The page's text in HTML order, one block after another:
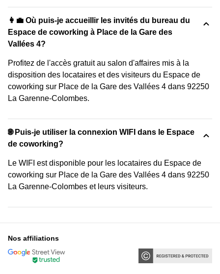
👩‍💼 Où puis-je accueillir les invités du bureau du
Espace de coworking à Place de la Gare des
Vallées 4?
Profitez de l'accès gratuit au salon d'affaires mis à la
disposition des locataires et des visiteurs du Espace de
coworking sur Place de la Gare des Vallées 4 dans 92250
La Garenne-Colombes.
🌐 Puis-je utiliser la connexion WIFI dans le Espace
de coworking?
Le WIFI est disponible pour les locataires du Espace de
coworking sur Place de la Gare des Vallées 4 dans 92250
La Garenne-Colombes et leurs visiteurs.
Nos affiliations